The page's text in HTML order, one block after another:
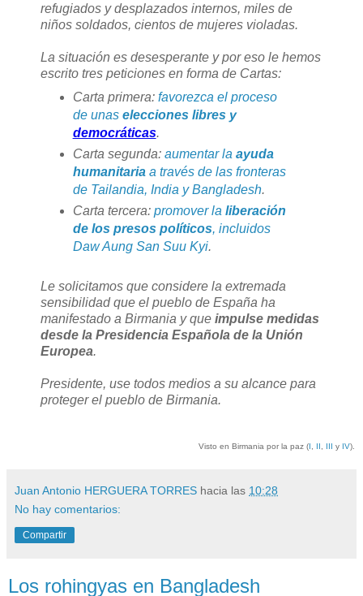
refugiados y desplazados internos, miles de
niños soldados, cientos de mujeres violadas.
La situación es desesperante y por eso le hemos
escrito tres peticiones en forma de Cartas:
Carta primera: favorezca el proceso
de unas elecciones libres y
democráticas.
Carta segunda: aumentar la ayuda
humanitariaa través de las fronteras
de Tailandia, India y Bangladesh.
Carta tercera: promover la liberación
de los presos políticos, incluidos
Daw Aung San Suu Kyi.
Le solicitamos que considere la extremada
sensibilidad que el pueblo de España ha
manifestado a Birmania y que impulse medidas
desde la Presidencia Española de la Unión
Europea.
Presidente, use todos medios a su alcance para
proteger el pueblo de Birmania.
Visto en Birmania por la paz (I, II, III y IV).
Juan Antonio HERGUERA TORRES hacia las 10:28
No hay comentarios:
Compartir
Los rohingyas en Bangladesh